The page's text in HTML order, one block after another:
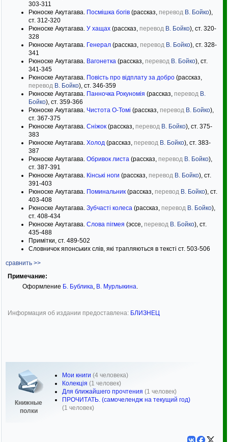
303-311
Рюноске Акутагава. Посмішка богів (рассказ, перевод В. Бойко),
ст. 312-320
Рюноске Акутагава. У хащах (рассказ, перевод В. Бойко), ст. 320-
328
Рюноске Акутагава. Генерал (рассказ, перевод В. Бойко), ст. 328-
341
Рюноске Акутагава. Вагонетка (рассказ, перевод В. Бойко), ст.
341-345
Рюноске Акутагава. Повість про відплату за добро (рассказ,
перевод В. Бойко), ст. 346-359
Рюноске Акутагава. Панночка Рокуномія (рассказ, перевод В.
Бойко), ст. 359-366
Рюноске Акутагава. Чистота О-Томі (рассказ, перевод В. Бойко),
ст. 367-375
Рюноске Акутагава. Сніжок (рассказ, перевод В. Бойко), ст. 375-
383
Рюноске Акутагава. Холод (рассказ, перевод В. Бойко), ст. 383-
387
Рюноске Акутагава. Обривок листа (рассказ, перевод В. Бойко),
ст. 387-391
Рюноске Акутагава. Кінські ноги (рассказ, перевод В. Бойко), ст.
391-403
Рюноске Акутагава. Поминальник (рассказ, перевод В. Бойко), ст.
403-408
Рюноске Акутагава. Зубчасті колеса (рассказ, перевод В. Бойко),
ст. 408-434
Рюноске Акутагава. Слова пігмея (эссе, перевод В. Бойко), ст.
435-488
Примітки, ст. 489-502
Словничок японських слів, які трапляються в тексті ст. 503-506
сравнить >>
Примечание:
Оформление Б. Бублика, В. Мурлыкина.
Информация об издании предоставлена: БЛИЗНЕЦ
Книжные
полки
Мои книги (4 человека)
Колекція (1 человек)
Для ближайшего прочтения (1 человек)
ПРОЧИТАТЬ. (самочелендж на текущий год)
(1 человек)